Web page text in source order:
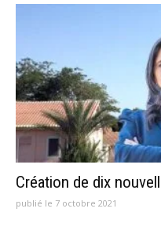
Création de dix
publié le 7 octobre 2021